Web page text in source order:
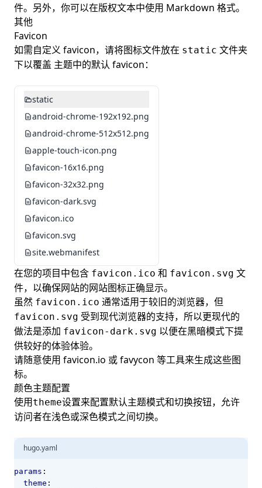
件。另外，你可以在版权文本中使用 Markdown 格式。
其他
Favicon
如需自定义 favicon，请将图标文件放在 static 文件夹
下以覆盖 主题中的默认 favicon：
static
android-chrome-192x192.png
android-chrome-512x512.png
apple-touch-icon.png
favicon-16x16.png
favicon-32x32.png
favicon-dark.svg
favicon.ico
favicon.svg
site.webmanifest
在您的项目中包含 favicon.ico 和 favicon.svg 文
件，以确保网站的网站图标正确显示。
虽然 favicon.ico 通常适用于较旧的浏览器，但
favicon.svg 受到现代浏览器的支持，所以更现代的
做法是添加 favicon-dark.svg 以便在黑暗模式下提
供较好的体验体验。
请随意使用 favicon.io 或favycon 等工具来生成这些图
标。
颜色主题配置
使用theme设置来配置默认主题模式和切换按钮，允许
访问者在浅色或深色模式之间切换。
hugo.yaml
params :
theme :